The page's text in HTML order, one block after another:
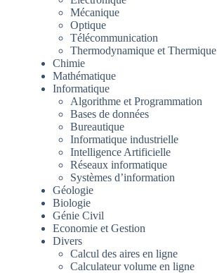
Mécanique
Optique
Télécommunication
Thermodynamique et Thermique
Chimie
Mathématique
Informatique
Algorithme et Programmation
Bases de données
Bureautique
Informatique industrielle
Intelligence Artificielle
Réseaux informatique
Systèmes d’information
Géologie
Biologie
Génie Civil
Economie et Gestion
Divers
Calcul des aires en ligne
Calculateur volume en ligne